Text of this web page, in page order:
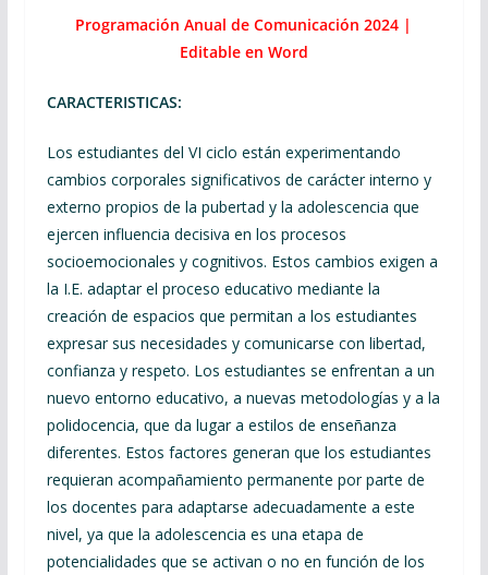
Programación Anual de Comunicación 2024 |
Editable en Word
CARACTERISTICAS:
Los estudiantes del VI ciclo están experimentando
cambios corporales significativos de carácter interno y
externo propios de la pubertad y la adolescencia que
ejercen influencia decisiva en los procesos
socioemocionales y cognitivos. Estos cambios exigen a
la I.E. adaptar el proceso educativo mediante la
creación de espacios que permitan a los estudiantes
expresar sus necesidades y comunicarse con libertad,
confianza y respeto. Los estudiantes se enfrentan a un
nuevo entorno educativo, a nuevas metodologías y a la
polidocencia, que da lugar a estilos de enseñanza
diferentes. Estos factores generan que los estudiantes
requieran acompañamiento permanente por parte de
los docentes para adaptarse adecuadamente a este
nivel, ya que la adolescencia es una etapa de
potencialidades que se activan o no en función de los